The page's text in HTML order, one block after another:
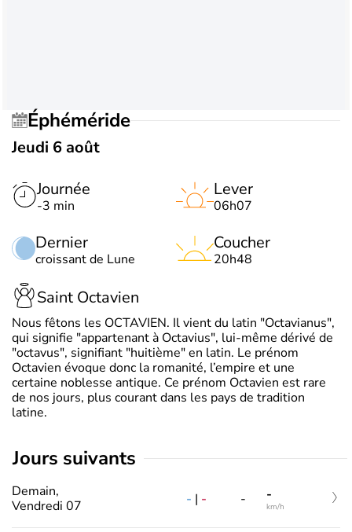
Éphéméride
Jeudi 6 août
Journée
-3 min
Dernier
croissant de Lune
Lever
06h07
Coucher
20h48
Saint Octavien
Nous fêtons les OCTAVIEN. Il vient du latin "Octavianus",
qui signifie "appartenant à Octavius", lui-même dérivé de
"octavus", signifiant "huitième" en latin. Le prénom
Octavien évoque donc la romanité, l’empire et une
certaine noblesse antique. Ce prénom Octavien est rare
de nos jours, plus courant dans les pays de tradition
latine.
jours suivants
Demain,
Vendredi 07
- | - - -
km/h